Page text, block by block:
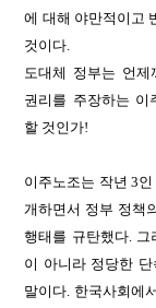
에 대해 야만적이고
것이다.
도대체 정부는 언제
권리를 주장하는 이
할 것인가!
이주노조는 작년 3
개하면서 정부 정책
행태를 규탄했다. 그
이 아니라 정당한
말이다. 한국사회에